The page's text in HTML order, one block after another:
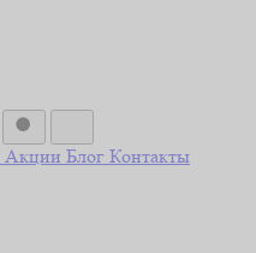
Акции Блог Контакты